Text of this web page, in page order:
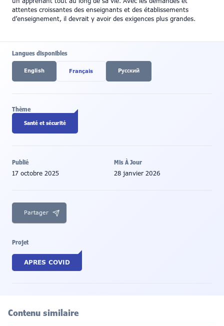
attentes croissantes des enseignants et des établissements
d’enseignement, il devrait y avoir des exigences plus grandes.
Langues disponibles
English Français Pусский
Thème
Santé et sécurité
Publié
17 octobre 2025
Mis À Jour
28 janvier 2026
Partager
Projet
APRES COVID
Contenu similaire